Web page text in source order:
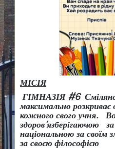
МІСІЯ
ГІМНАЗІЯ #6
максимально розкриває
кожного свого учня.
здоров’язберігаючою
національною за своїм
за своєю філософією